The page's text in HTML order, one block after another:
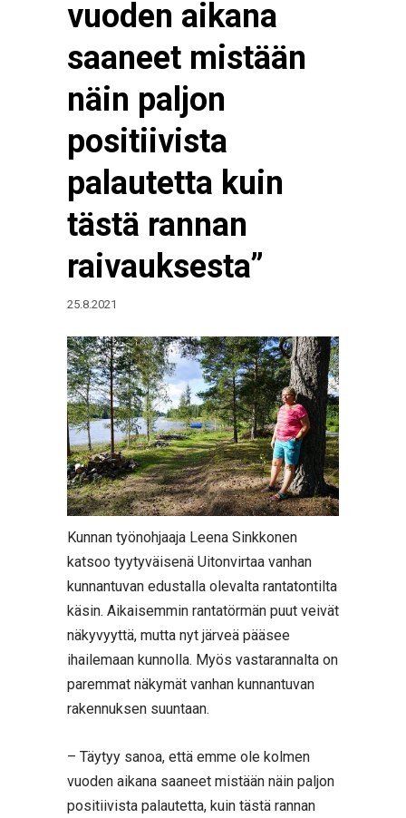
vuoden aikana
saaneet mistään
näin paljon
positiivista
palautetta kuin
tästä rannan
raivauksesta”
25.8.2021
Kunnan työnohjaaja Leena Sinkkonen
katsoo tyytyväisenä Uitonvirtaa vanhan
kunnantuvan edustalla olevalta rantatontilta
käsin. Aikaisemmin rantatörmän puut veivät
näkyvyyttä, mutta nyt järveä pääsee
ihailemaan kunnolla. Myös vastarannalta on
paremmat näkymät vanhan kunnantuvan
rakennuksen suuntaan.
– Täytyy sanoa, että emme ole kolmen
vuoden aikana saaneet mistään näin paljon
positiivista palautetta, kuin tästä rannan